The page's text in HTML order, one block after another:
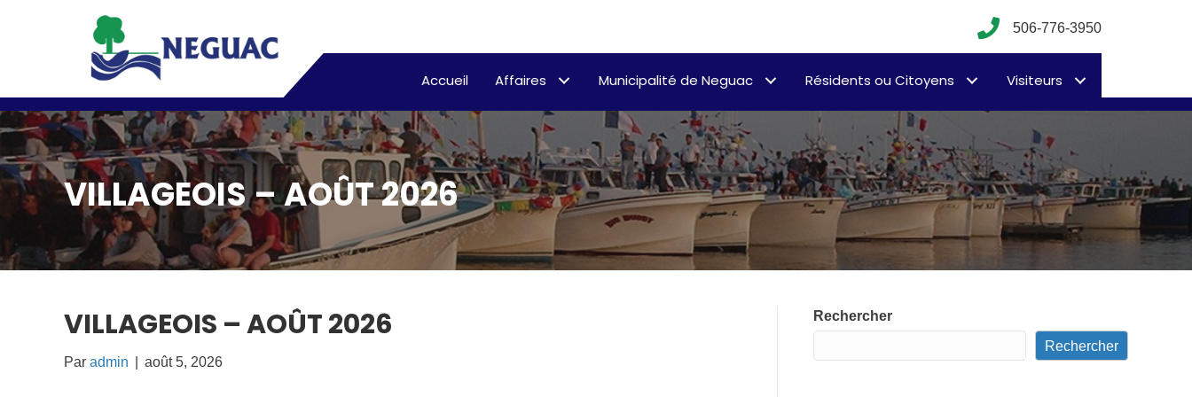
506-776-3950
Accueil Affaires Municipalité de Neguac Résidents ou Citoyens Visiteurs
VILLAGEOIS – AOÛT 2026
VILLAGEOIS – AOÛT 2026
Par admin août 5, 2026
Rechercher
Rechercher